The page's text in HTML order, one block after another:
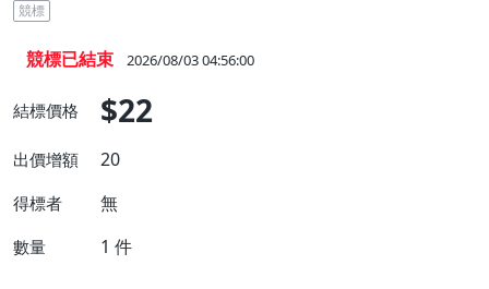
競標
競標已結束 2026/08/03 04:56:00
結標價格 $22
出價增額 20
得標者 無
數量 1 件